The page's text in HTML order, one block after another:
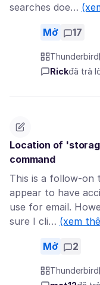
searches doe…
Mở 17
Thunderbird
Rickđã trả
Location of
command
This is a follow-on
appear to have
use for email.
sure I cli… (xem
Mở 2
Thunderbird